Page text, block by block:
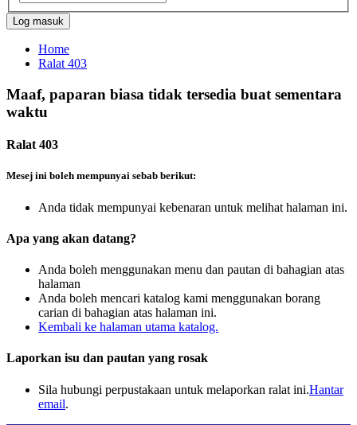
Home
Ralat 403
Maaf, paparan biasa tidak tersedia buat sementara
waktu
Ralat 403
Mesej ini boleh mempunyai sebab berikut:
Anda tidak mempunyai kebenaran untuk melihat halaman ini.
Apa yang akan datang?
Anda boleh menggunakan menu dan pautan di bahagian atas
halaman
Anda boleh mencari katalog kami menggunakan borang
carian di bahagian atas halaman ini.
Kembali ke halaman utama katalog.
Laporkan isu dan pautan yang rosak
Sila hubungi perpustakaan untuk melaporkan ralat ini.Hantar
email.